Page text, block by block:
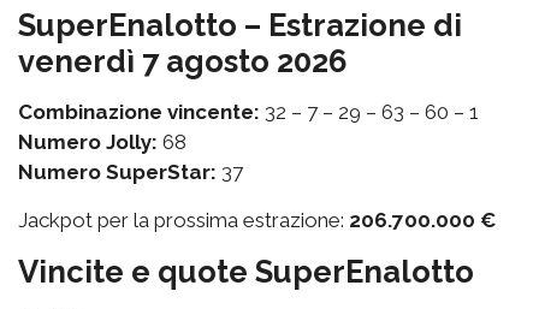
SuperEnalotto – Estrazione di
venerdì 7 agosto 2026
Combinazione vincente: 32 – 7 – 29 – 63 – 60 – 1
Numero Jolly: 68
Numero SuperStar: 37
Jackpot per la prossima estrazione: 206.700.000 €
Vincite e quote SuperEnalotto